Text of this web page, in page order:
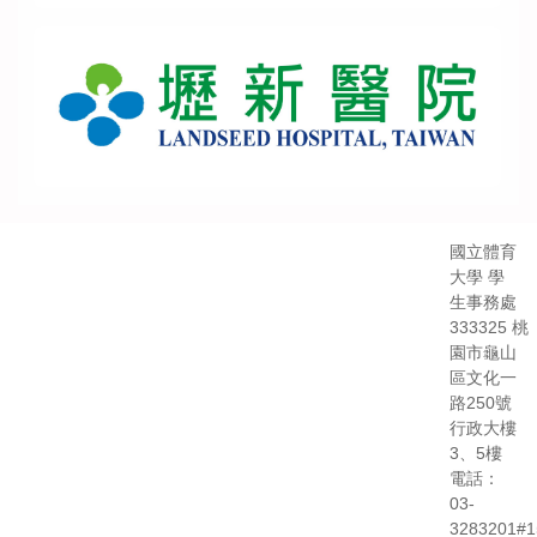
國立體育
大學 學
生事務處
333325 桃
園市龜山
區文化一
路250號
行政大樓
3、5樓
電話：
03-